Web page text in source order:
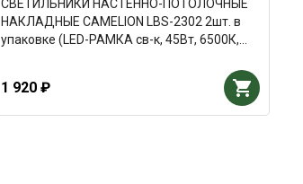
СВЕТИЛЬНИКИ НАСТЕННО-ПОТОЛОЧНЫЕ
НАКЛАДНЫЕ CAMELION LBS-2302 2шт. в
упаковке (LED-РАМКА св-к, 45Вт, 6500К,
1 920 ₽